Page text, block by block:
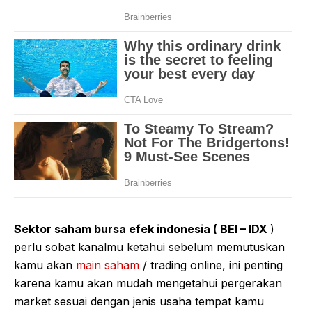
Sektor saham bursa efek indonesia ( BEI – IDX )
perlu sobat kanalmu ketahui sebelum memutuskan
kamu akan main saham / trading online, ini penting
karena kamu akan mudah mengetahui pergerakan
market sesuai dengan jenis usaha tempat kamu